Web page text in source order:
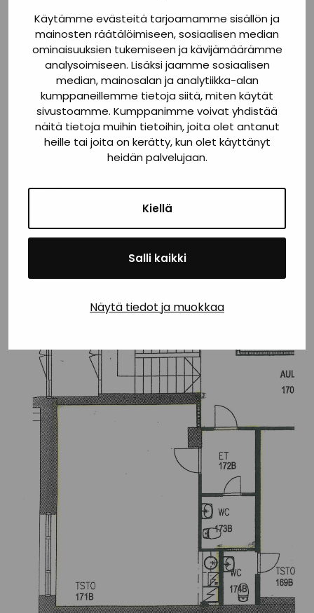
Käytämme evästeitä tarjoamamme sisällön ja
mainosten räätälöimiseen, sosiaalisen median
ominaisuuksien tukemiseen ja kävijämäärämme
analysoimiseen. Lisäksi jaamme sosiaalisen
median, mainosalan ja analytiikka-alan
kumppaneillemme tietoja siitä, miten käytät
sivustoamme. Kumppanimme voivat yhdistää
näitä tietoja muihin tietoihin, joita olet antanut
heille tai joita on kerätty, kun olet käyttänyt
heidän palvelujaan.
Kiellä
Salli kaikki
Näytä tiedot ja muokkaa